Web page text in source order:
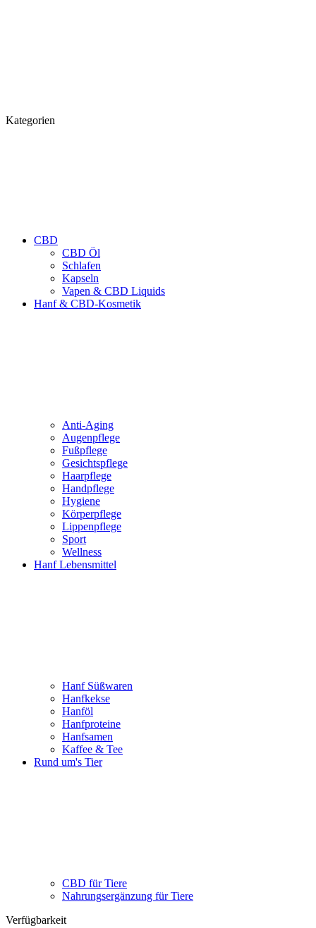
Kategorien
CBD
CBD Öl
Schlafen
Kapseln
Vapen & CBD Liquids
Hanf & CBD-Kosmetik
Anti-Aging
Augenpflege
Fußpflege
Gesichtspflege
Haarpflege
Handpflege
Hygiene
Körperpflege
Lippenpflege
Sport
Wellness
Hanf Lebensmittel
Hanf Süßwaren
Hanfkekse
Hanföl
Hanfproteine
Hanfsamen
Kaffee & Tee
Rund um's Tier
CBD für Tiere
Nahrungsergänzung für Tiere
Verfügbarkeit